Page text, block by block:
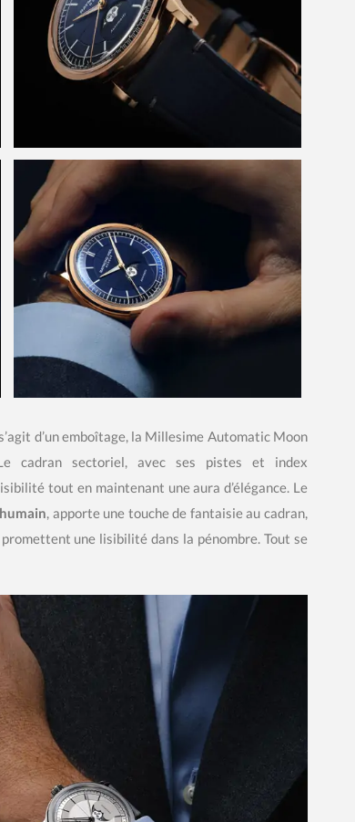
d’un emboîtage, la Millesime Automatic Moon
cadran sectoriel, avec ses pistes et index
tout en maintenant une aura d’élégance. Le
, apporte une touche de fantaisie au cadran,
une lisibilité dans la pénombre. Tout se